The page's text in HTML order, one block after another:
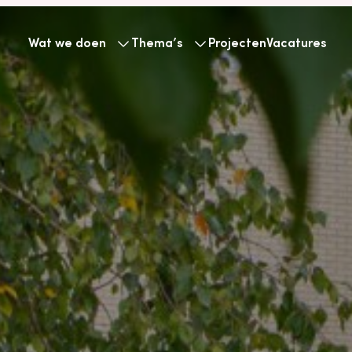
Wat we doen Thema’s ProjectenVacatures